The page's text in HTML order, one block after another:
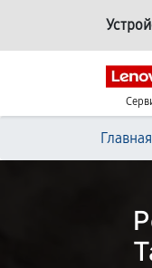
Главная